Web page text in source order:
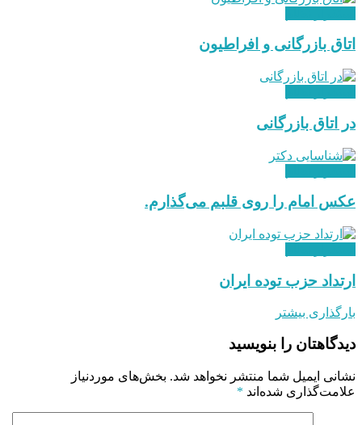
اتاق بازرگانی و افراطیون
در اتاق بازرگانی
عکس امام را روی قلبم می‌گذارم.
ارتداد حزب توده ایران
بارگذاری بیشتر
دیدگاهتان را بنویسید
نشانی ایمیل شما منتشر نخواهد شد. بخش‌های موردنیاز
علامت‌گذاری شده‌اند *